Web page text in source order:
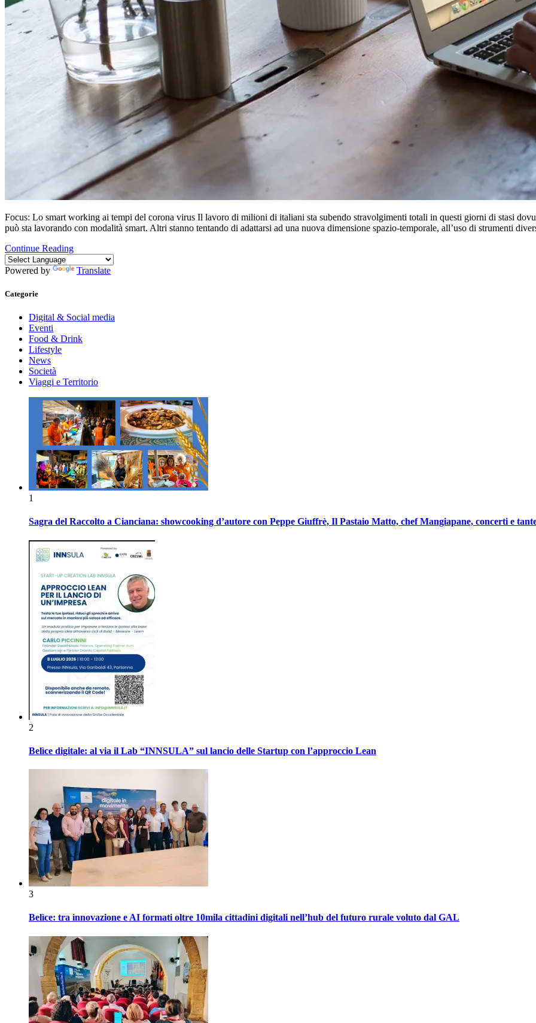
Focus: Lo smart working ai tempi del corona virus Il lavoro di milioni di italiani sta subendo stravolgimenti totali in questi giorni di stasi
può sta lavorando con modalità smart. Altri stanno tentando di adattarsi ad una nuova dimensione spazio-temporale, all’uso di strumenti
Continue Reading
Powered by Translate
Categorie
Digital & Social media
Eventi
Food & Drink
Lifestyle
News
Società
Viaggi e Territorio
1
Sagra del Raccolto a Cianciana: showcooking d’autore con Peppe Giuffrè, Il Pastaio Matto, chef Mangiapane, concerti e
2
Belìce digitale: al via il Lab “INNSULA” sul lancio delle Startup con l’approccio Lean
3
Belìce: tra innovazione e AI formati oltre 10mila cittadini digitali nell’hub del futuro rurale voluto dal GAL